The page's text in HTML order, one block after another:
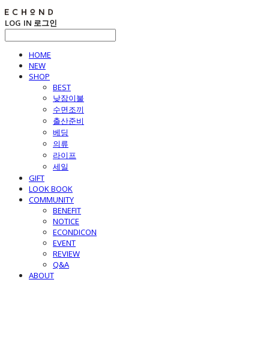
LOG IN 로그인
HOME
NEW
SHOP
BEST
낮잠이불
수면조끼
출산준비
베딩
의류
라이프
세일
GIFT
LOOK BOOK
COMMUNITY
BENEFIT
NOTICE
ECONDICON
EVENT
REVIEW
Q&A
ABOUT